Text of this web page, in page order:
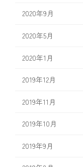
2020年9月
2020年5月
2020年1月
2019年12月
2019年11月
2019年10月
2019年9月